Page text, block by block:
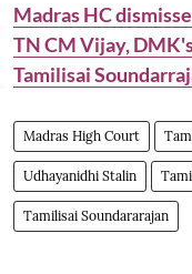
Madras HC
TN CM Vijay,
Tamilisai
Madras High Court
Udhayanidhi Stalin
Tamilisai Soundararajan